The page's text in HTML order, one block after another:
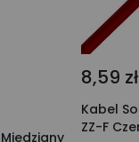
8,59 zł
Kabel
ZZ-F